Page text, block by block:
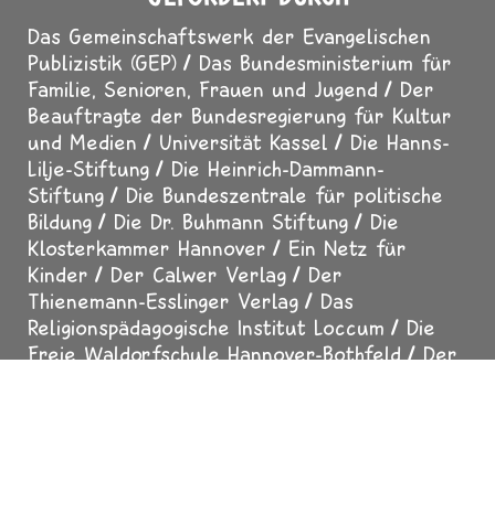
GEFÖRDERT DURCH
Das Gemeinschaftswerk der Evangelischen
Publizistik (GEP)
Das Bundesministerium für
Familie, Senioren, Frauen und Jugend
Beauftragte der Bundesregierung für Kultur
und Medien
Universität Kassel
Die Hanns-
Lilje-Stiftung
Die Heinrich-Dammann-
Stiftung
Die Bundeszentrale für politische
Bildung
Die Dr. Buhmann Stiftung
Klosterkammer Hannover
Ein Netz für
Kinder
Der Calwer Verlag
Der